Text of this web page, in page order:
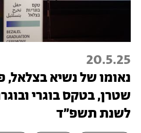
20.5.25
נאומו של נשיא בצלאל,
שטרן, בטקס בוגרי
לשנת תשפ״ד